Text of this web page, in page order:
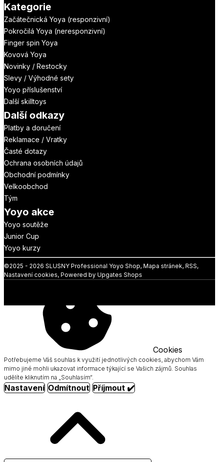
Kategorie
Začátečnická Yoya (responzivní)
Pokročilá Yoya (neresponzivní)
Finger spin Yoya
Kovová Yoya
Novinky / Restocky
Slevy / Výhodné sety
Yoyo příslušenství
Další skilltoys
Další odkazy
Platby a doručení
Reklamace / Vratky
Časté dotazy
Ochrana osobních údajů
Obchodní podmínky
Velkoobchod
Tým
Yoyo akce
Yoyo soutěže
Junior Cup
Yoyo kurzy
©2025 - 2026 SLUSNY Professional Yoyo Shop, Mapa stránek, RSS,
Nastavení cookies, Powered by Upgates Shops
Cookies
Potřebujeme Váš souhlas k využití jednotlivých cookies, abychom Vám
mimo jiné mohli ukazovat informace týkající se Vašich zájmů. Souhlas
udělíte kliknutím na „Souhlasím“.
Nastavení Odmítnout Příjmout ✔️